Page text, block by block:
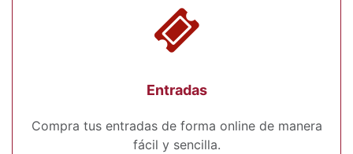
Entradas
Compra tus entradas de forma online de manera
fácil y sencilla.